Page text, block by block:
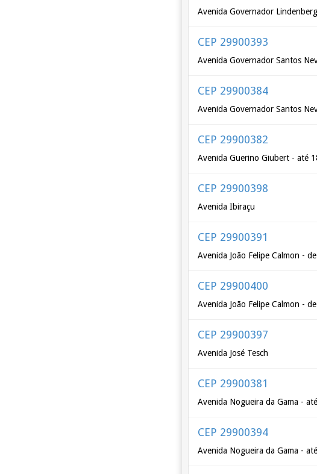
Avenida Governador
CEP 29900393
Avenida Governador Santos
CEP 29900384
Avenida Governador Santos
CEP 29900382
Avenida Guerino Giubert - até
CEP 29900398
Avenida Ibiraçu
CEP 29900391
Avenida João Felipe Calmon -
CEP 29900400
Avenida João Felipe Calmon -
CEP 29900397
Avenida José Tesch
CEP 29900381
Avenida Nogueira da Gama -
CEP 29900394
Avenida Nogueira da Gama -